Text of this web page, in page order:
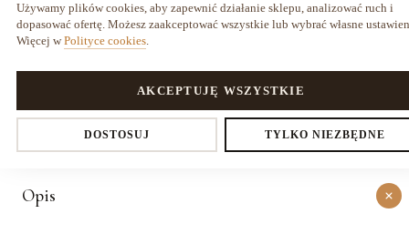
Dostawa kurierem
19,99 zł
14 dni Gwarancja
Szczegóły
Opis
Używamy plików cookies, aby zapewnić działanie sklepu, analizować ruch i
dopasować ofertę. Możesz zaakceptować wszystkie lub wybrać własne
Więcej w Polityce cookies
DOSTOSUJ TYLKO NIEZBĘDNE
AKCEPTUJĘ WSZYSTKIE
Ustawienia prywatności